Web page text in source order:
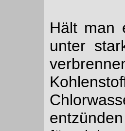
Hält man
unter